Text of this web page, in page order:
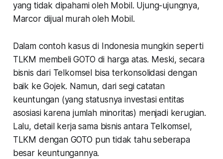
yang tidak dipahami oleh Mobil. Ujung-ujungnya,
Marcor dijual murah oleh Mobil.
Dalam contoh kasus di Indonesia mungkin seperti
TLKM membeli GOTO di harga atas. Meski, secara
bisnis dari Telkomsel bisa terkonsolidasi dengan
baik ke Gojek. Namun, dari segi catatan
keuntungan (yang statusnya investasi entitas
asosiasi karena jumlah minoritas) menjadi kerugian.
Lalu, detail kerja sama bisnis antara Telkomsel,
TLKM dengan GOTO pun tidak tahu seberapa
besar keuntungannya.